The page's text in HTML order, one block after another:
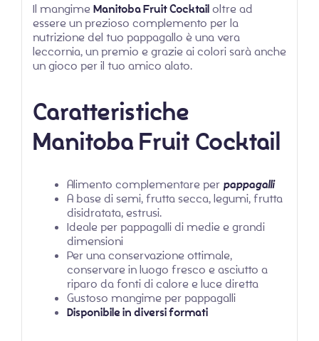
Il mangime Manitoba Fruit Cocktailoltre ad
essere un prezioso complemento per la
nutrizione del tuo pappagallo è una vera
leccornia, un premio e grazie ai colori sarà anche
un gioco per il tuo amico alato.
Caratteristiche
Manitoba Fruit Cocktail
Alimento complementare per pappagalli
A base di semi, frutta secca, legumi, frutta
disidratata, estrusi.
Ideale per pappagalli di medie e grandi
dimensioni
Per una conservazione ottimale,
conservare in luogo fresco e asciutto a
riparo da fonti di calore e luce diretta
Gustoso mangime per pappagalli
Disponibile in diversi formati